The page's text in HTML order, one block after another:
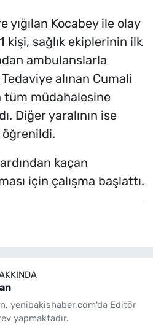
yığılan Kocabey ile olay
kişi, sağlık ekiplerinin ilk
ambulanslarla
alınan Cumali
tüm müdahalesine
Diğer yaralının ise
kaçan
için çalışma başlattı.
yenibakishaber.com'da Editör
yapmaktadır.